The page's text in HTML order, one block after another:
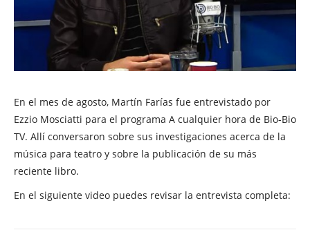
En el mes de agosto, Martín Farías fue entrevistado por
Ezzio Mosciatti para el programa A cualquier hora de Bio-Bio
TV. Allí conversaron sobre sus investigaciones acerca de la
música para teatro y sobre la publicación de su más
reciente libro.
En el siguiente video puedes revisar la entrevista completa: